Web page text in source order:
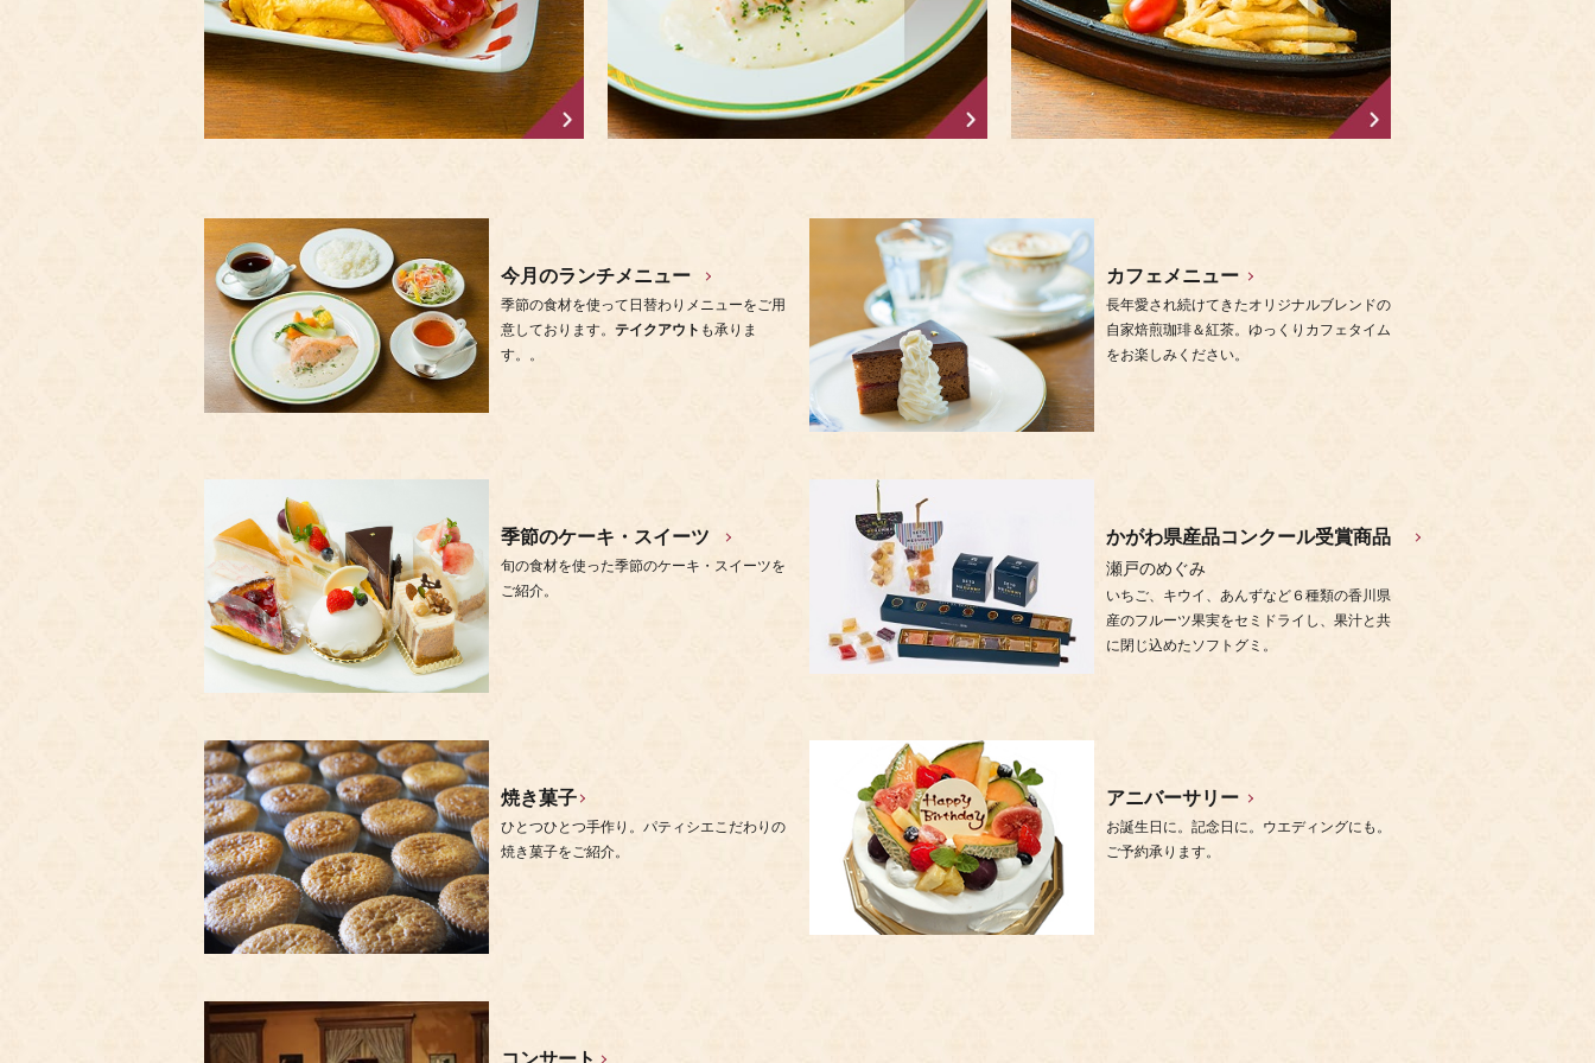
今月のランチメニュー
季節の食材を使って日替わりメニューをご用
意しております。 テイクアウト も承りま
す。。
カフェメニュー
長年愛され続けてきたオリジナルブレンドの
自家焙煎珈琲＆紅茶。ゆっくりカフェタイム
をお楽しみください。
季節のケーキ・スイーツ
旬の食材を使った季節のケーキ・スイーツを
ご紹介。
かがわ県産品コンクール受賞商品
瀬戸のめぐみ
いちご、キウイ、あんずなど６種類の香川県
産のフルーツ果実をセミドライし、果汁と共
に閉じ込めたソフトグミ。
焼き菓子
ひとつひとつ手作り。パティシエこだわりの
焼き菓子をご紹介。
アニバーサリー
お誕生日に。記念日に。ウエディングにも。
ご予約承ります。
コンサート